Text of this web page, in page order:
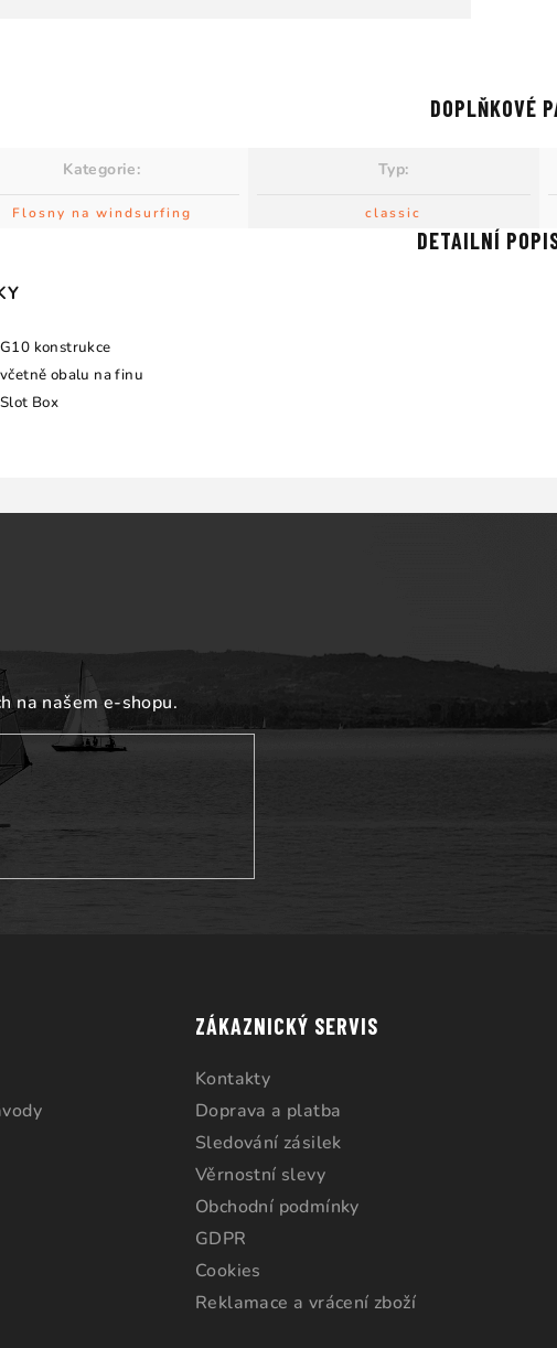
DETAILNÍ
G10 konstrukce
včetně obalu na finu
Slot Box
DOPLŇKOVÉ
Kategorie:
Flosny na windsurfing
Typ:
classic
na našem e-shopu.
ZÁKAZNICKÝ SERVIS
Kontakty
Doprava a platba
Sledování zásilek
Věrnostní slevy
Obchodní podmínky
GDPR
Cookies
Reklamace a vrácení zboží